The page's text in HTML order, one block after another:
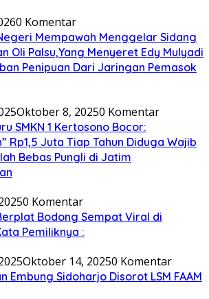
0 Komentar
Mempawah Menggelar Sidang
Oli Palsu,Yang Menyeret Edy Mulyadi
Penipuan Dari Jaringan Pemasok
Oktober 8, 20250 Komentar
SMKN 1 Kertosono Bocor:
Rp1,5 Juta Tiap Tahun Diduga Wajib
Bebas Pungli di Jatim
0 Komentar
Bodong Sempat Viral di
Pemiliknya :
Oktober 14, 20250 Komentar
Embung Sidoharjo Disorot LSM FAAM